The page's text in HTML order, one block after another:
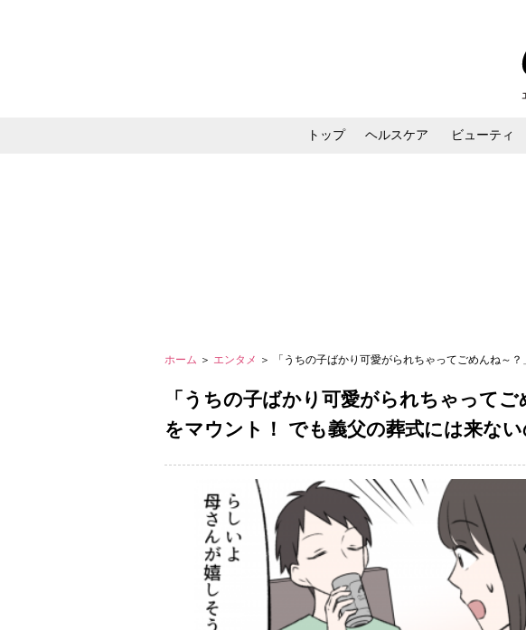
トップ ヘルスケア ビューティ
ホーム ＞ エンタメ ＞ 「うちの子ばかり可愛がられちゃってごめんね～
「うちの子ばかり可愛がられちゃって
をマウント！ でも義父の葬式には来な